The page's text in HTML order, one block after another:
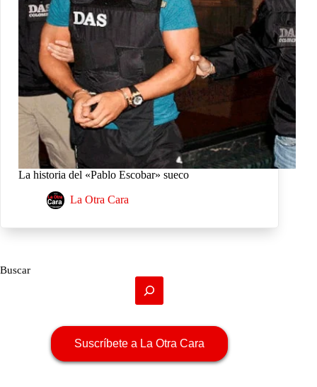
La historia del «Pablo Escobar» sueco
La Otra Cara
Buscar
Suscríbete a La Otra Cara